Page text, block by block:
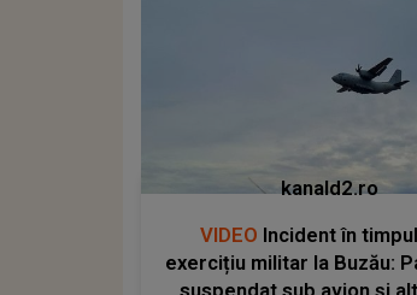
kanald2.ro
VIDEO Incident în
exercițiu militar la Buzău: